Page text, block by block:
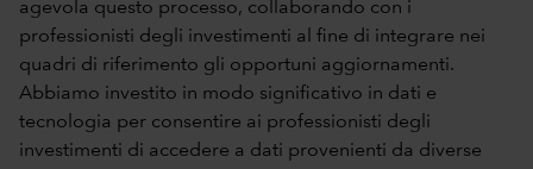
agevola questo processo, collaborando con i
professionisti degli investimenti al fine di integrare nei
quadri di riferimento gli opportuni aggiornamenti.
Abbiamo investito in modo significativo in dati e
tecnologia per consentire ai professionisti degli
investimenti di accedere a dati provenienti da diverse